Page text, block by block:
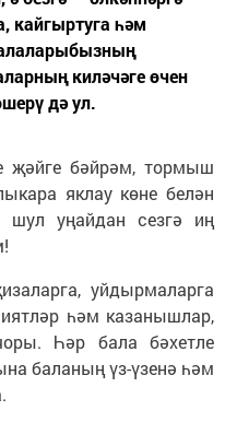
кайгыртуга һәм
киләчәге өчен
дә ул.
җәйге бәйрәм, тормыш
яклау көне белән
уңайдан сезгә иң
уйдырмаларга
һәм казанышлар,
Һәр бала бәхетле
баланың үз-үзенә һәм